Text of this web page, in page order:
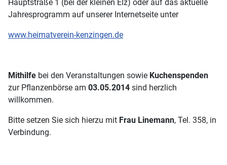
Hauptstraße 1 (bei der kleinen Elz) oder auf das aktuelle
Jahresprogramm auf unserer Internetseite unter
www.heimatverein-kenzingen.de
Mithilfe bei den Veranstaltungen sowie Kuchenspenden
zur Pflanzenbörse am 03.05.2014 sind herzlich
willkommen.
Bitte setzen Sie sich hierzu mit Frau Linemann, Tel. 358, in
Verbindung.